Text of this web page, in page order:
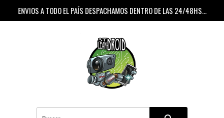
ENVIOS A TODO EL PAÍS DESPACHAMOS DENTRO DE LAS 24/48HS...